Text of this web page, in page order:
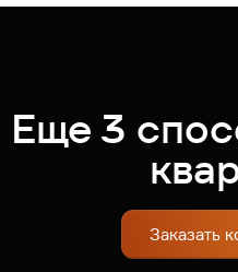
Еще 3
Заказать